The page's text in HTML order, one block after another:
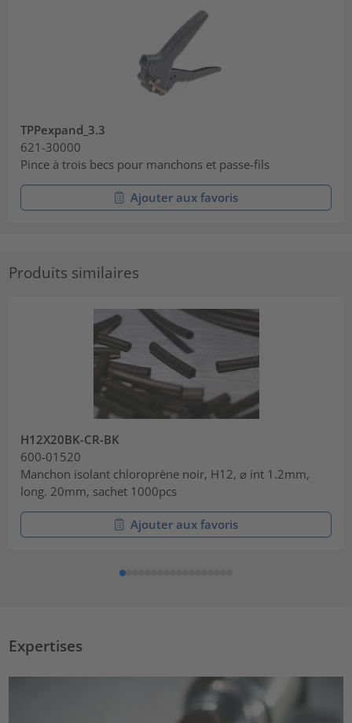
TPPexpand_3.3
621-30000
Pince à trois becs pour manchons et passe-fils
Ajouter aux favoris
Produits similaires
H12X20BK-CR-BK
600-01520
Manchon isolant chloroprène noir, H12, ⌀ int 1.2mm,
long. 20mm, sachet 1000pcs
Ajouter aux favoris
Expertises